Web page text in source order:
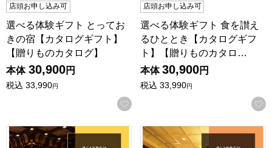
店頭お申し込み可
選べる体験ギフト とってお
きの宿【カタログギフト】
【贈りものカタログ】
本体 30,900円
税込 33,990円
お気に入りに登録する
店頭お申し込み可
選べる体験ギフト 食を讃え
るひととき【カタログギフ
ト】【贈りものカタロ…
本体 30,900円
税込 33,990円
選べる体験ギフト 食に寛ぐひととき【カタログギフト】【
選べる体験ギフト 食を愉し